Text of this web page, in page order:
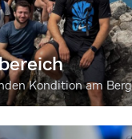
Kondition am Berg